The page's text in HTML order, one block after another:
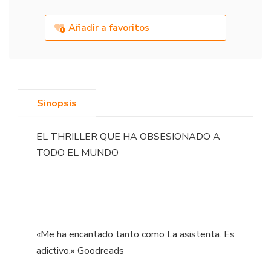
Añadir a favoritos
Sinopsis
EL THRILLER QUE HA OBSESIONADO A
TODO EL MUNDO
«Me ha encantado tanto como La asistenta. Es
adictivo.» Goodreads